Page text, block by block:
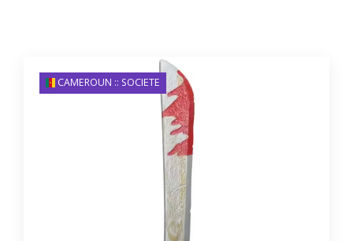
CAMEROUN :: SOCIETE